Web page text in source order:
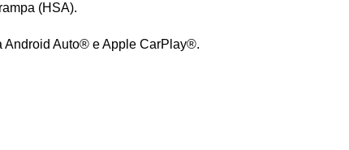
(HSA).
Android Auto® e Apple CarPlay®.